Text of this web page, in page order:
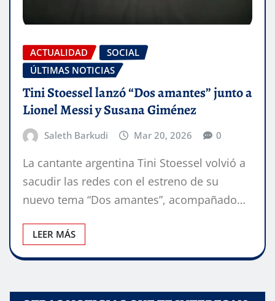
ACTUALIDAD
SOCIAL
ÚLTIMAS NOTICIAS
Tini Stoessel lanzó “Dos amantes” junto a
Lionel Messi y Susana Giménez
Saleth Barkudi Mar 20, 2026 0
La cantante argentina Tini Stoessel volvió a
sacudir las redes con el estreno de su
nuevo tema “Dos amantes”, acompañado…
LEER MÁS